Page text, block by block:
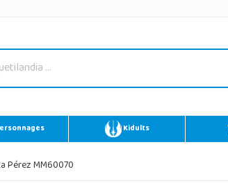
Kidults
Pérez MM60070